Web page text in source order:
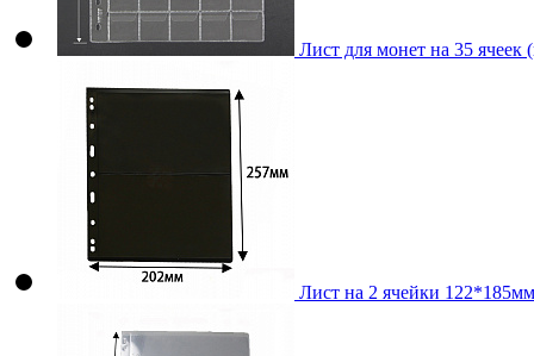
Лист для монет на 35
Лист на 2 ячейки